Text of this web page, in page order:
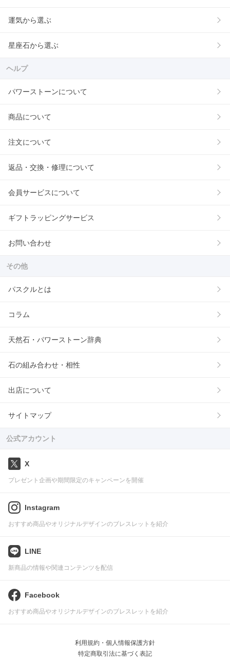
運気から選ぶ
星座石から選ぶ
ヘルプ
パワーストーンについて
商品について
注文について
返品・交換・修理について
会員サービスについて
ギフトラッピングサービス
お問い合わせ
その他
パスクルとは
コラム
天然石・パワーストーン辞典
石の組み合わせ・相性
出店について
サイトマップ
公式アカウント
X
プレゼント企画や期間限定のキャンペーンを開催
Instagram
おすすめ商品やオリジナルデザインのブレスレットを紹介
LINE
新商品の情報や関連コンテンツを配信
Facebook
おすすめ商品やオリジナルデザインのブレスレットを紹介
利用規約・個人情報保護方針
特定商取引法に基づく表記